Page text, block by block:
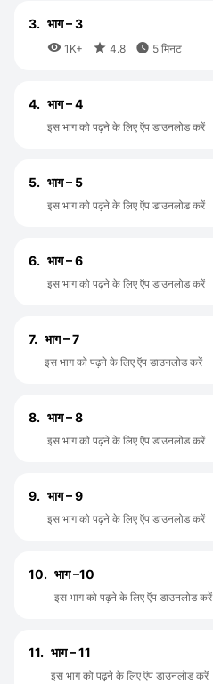
3. भाग – 3
 1K+  4.8  5 मिनट
4. भाग – 4
इस भाग को पढ़ने के लिए ऍप डाउनलोड करें
5. भाग – 5
इस भाग को पढ़ने के लिए ऍप डाउनलोड करें
6. भाग – 6
इस भाग को पढ़ने के लिए ऍप डाउनलोड करें
7. भाग – 7
इस भाग को पढ़ने के लिए ऍप डाउनलोड करें
8. भाग – 8
इस भाग को पढ़ने के लिए ऍप डाउनलोड करें
9. भाग – 9
इस भाग को पढ़ने के लिए ऍप डाउनलोड करें
10. भाग –10
इस भाग को पढ़ने के लिए ऍप डाउनलोड करें
11. भाग – 11
इस भाग को पढ़ने के लिए ऍप डाउनलोड करें